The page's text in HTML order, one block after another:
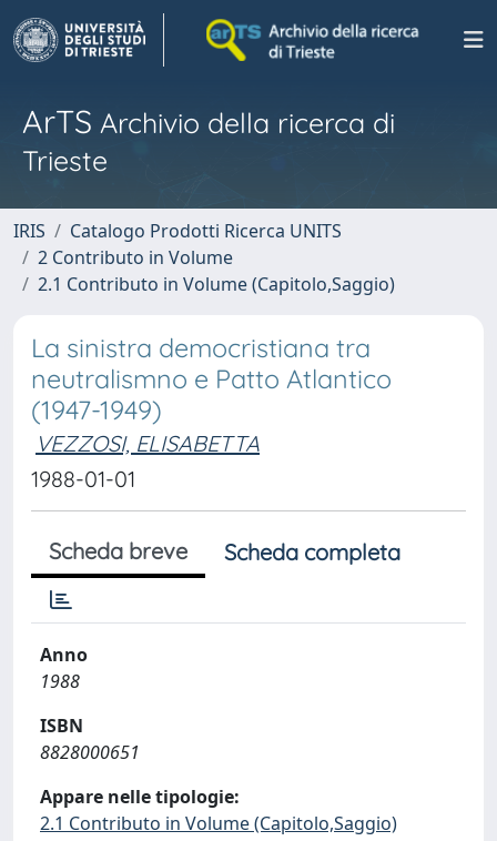
ArTS Archivio della ricerca di
Trieste
IRIS
Catalogo Prodotti Ricerca UNITS
2 Contributo in Volume
2.1 Contributo in Volume (Capitolo,Saggio)
La sinistra democristiana tra
neutralismno e Patto Atlantico
(1947-1949)
VEZZOSI, ELISABETTA
1988-01-01
Scheda breve Scheda completa
Anno
1988
ISBN
8828000651
Appare nelle tipologie:
2.1 Contributo in Volume (Capitolo,Saggio)